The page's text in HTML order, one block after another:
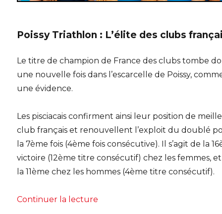
Poissy Triathlon : L’élite des clubs
Le titre de champion de France des clubs tombe
une nouvelle fois dans l’escarcelle de Poissy,
une évidence.
Les pisciacais confirment ainsi leur position de
club français et renouvellent l’exploit du doublé
la 7ème fois (4ème fois consécutive). Il s’agit de la
victoire (12ème titre consécutif) chez les femmes,
la 11ème chez les hommes (4ème titre consécutif).
Continuer la lecture